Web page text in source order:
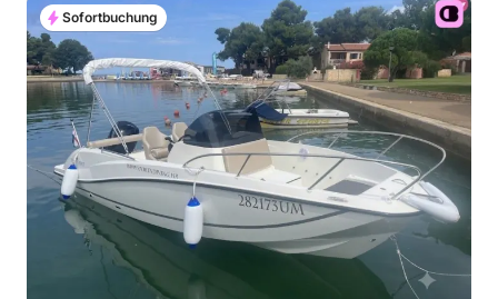
Sofortbuchung